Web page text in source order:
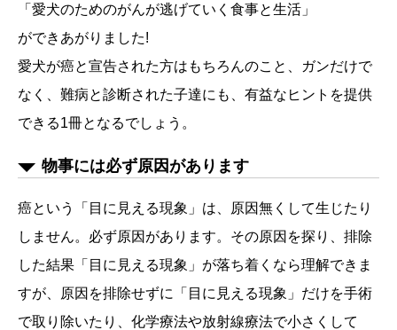
「愛犬のためのがんが逃げていく食事と生活」
ができあがりました!
愛犬が癌と宣告された方はもちろんのこと、ガンだけで
なく、難病と診断された子達にも、有益なヒントを提供
できる1冊となるでしょう。
物事には必ず原因があります
癌という「目に見える現象」は、原因無くして生じたり
しません。必ず原因があります。その原因を探り、排除
した結果「目に見える現象」が落ち着くなら理解できま
すが、原因を排除せずに「目に見える現象」だけを手術
で取り除いたり、化学療法や放射線療法で小さくして